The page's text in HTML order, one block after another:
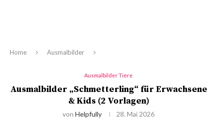
Home Ausmalbilder
Ausmalbilder Tiere
Ausmalbilder „Schmetterling“ für Erwachsene
& Kids (2 Vorlagen)
von Helpfully 28. Mai 2026